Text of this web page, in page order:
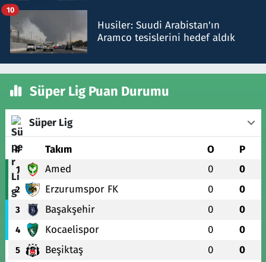
Husiler: Suudi Arabistan'ın
Aramco tesislerini hedef aldık
10
Süper Lig Puan Durumu
Süper Lig
# Takım O P
1 Amed 0 0
2 Erzurumspor FK 0 0
3 Başakşehir 0 0
4 Kocaelispor 0 0
5 Beşiktaş 0 0